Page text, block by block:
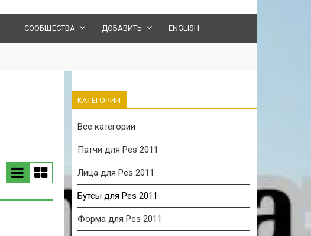
СООБЩЕСТВА ДОБАВИТЬ ENGLISH
КАТЕГОРИИ
Все категории
Патчи для Pes 2011
Лица для Pes 2011
Бутсы для Pes 2011
Форма для Pes 2011